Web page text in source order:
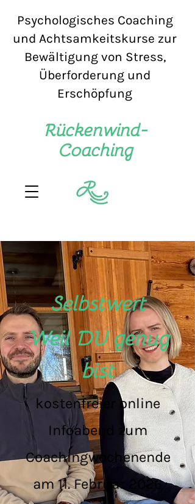
Psychologisches Coaching
und Achtsamkeitskurse zur
Bewältigung von Stress,
Überforderung und
Erschöpfung
Rückenwind-
Coaching
Selbstwert
Weil DU genug
bist
kostenfreier online
Infoabend zum
Coachingwochenende
am 11. Februar 2026